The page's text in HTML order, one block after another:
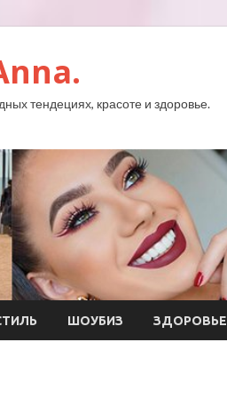
тендециях, красоте и здоровье.
ШОУБИЗ ЗДОРОВЬЕ